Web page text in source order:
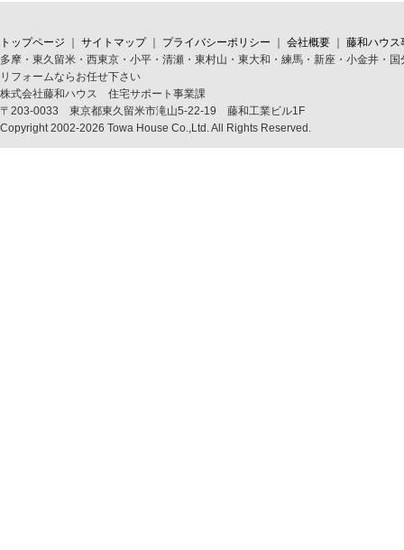
トップページ ｜ サイトマップ｜ プライバシーポリシー ｜ 会社概要 ｜ 藤和ハウス
多摩・東久留米・西東京・小平・清瀬・東村山・東大和・練馬・新座・小金井・
リフォームならお任せ下さい
株式会社藤和ハウス 住宅サポート事業課
〒203-0033 東京都東久留米市滝山5-22-19 藤和工業ビル1F
Copyright 2002-2026 Towa House Co.,Ltd. All Rights Reserved.